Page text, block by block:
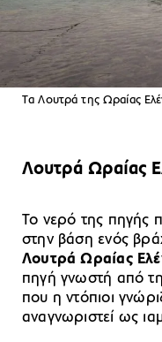
Tα Λουτρά της Ωραίας
Λουτρά Ωραίας
Το νερό της πηγής
στην βάση ενός
Λουτρά Ωραίας
πηγή γνωστή από
που η ντόπιοι
αναγνωριστεί ως